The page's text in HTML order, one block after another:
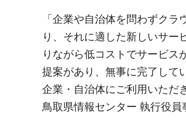
「企業や自治体を問わずク
り、それに適した新しいサ
りながら低コストでサービ
提案があり、無事に完了して
企業・自治体にご利用いただ
鳥取県情報センター 執行役